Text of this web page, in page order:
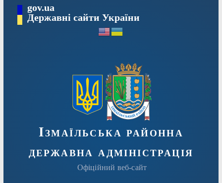
вмісту
gov.ua
Державні сайти України
Ізмаїльська районна
державна адміністрація
Офіційний веб-сайт